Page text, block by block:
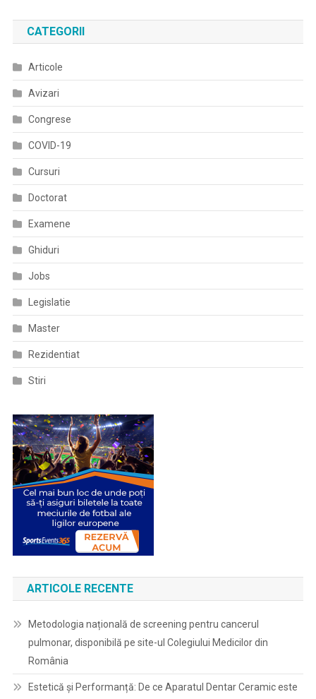
CATEGORII
Articole
Avizari
Congrese
COVID-19
Cursuri
Doctorat
Examene
Ghiduri
Jobs
Legislatie
Master
Rezidentiat
Stiri
ARTICOLE RECENTE
Metodologia națională de screening pentru cancerul
pulmonar, disponibilă pe site-ul Colegiului Medicilor din
România
Estetică și Performanță: De ce Aparatul Dentar Ceramic este